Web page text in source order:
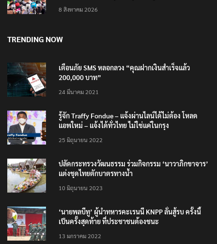
8 สิงหาคม 2026
TRENDING NOW
เตือนภัย SMS หลอกลวง “คุณฝากเงินสำเร็จแล้ว
200,000 บาท”
24 มีนาคม 2021
รู้จัก Traffy Fondue – แจ้งผ่านไลน์ได้ไม่ต้อง โหลด
แอพใหม่ – แจ้งได้ทั่วไทย ไม่ใช่แค่ในกรุง
25 มิถุนายน 2022
ปลัดกระทรวงวัฒนธรรม ร่วมกิจกรรม ‘นาวาภิกขาจาร’
แต่งชุดไทยตักบาตรทางน้ำ
10 มิถุนายน 2023
‘นายพลบีทู’ ผู้นำทหารคะเรนนี KNPP ลั่นสู้รบ ครั้งนี้
เป็นครั้งสุดท้าย ที่ประชาชนต้องชนะ
13 มกราคม 2022